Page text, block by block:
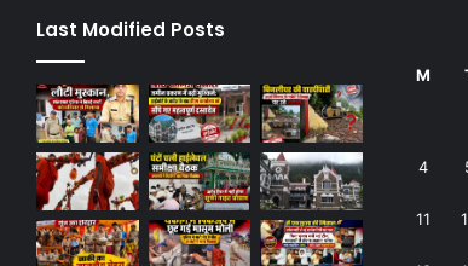
Last Modified Posts
M
4
11